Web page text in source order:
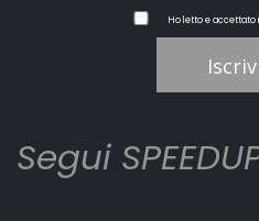
Ho letto e accettato
Segui